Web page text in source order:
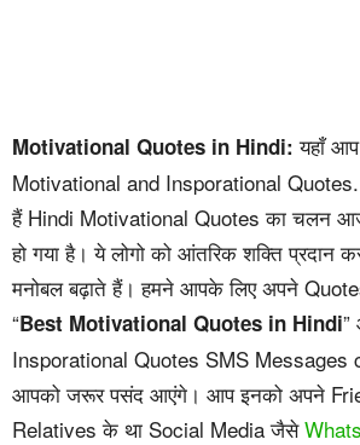
Motivational Quotes in Hindi: यहाँ आप
Motivational and Insporational
हैं Hindi Motivational Quotes का चलन
हो गया है। ये लोगो को आंतरिक शक्ति प्रदान
मनोबल बढ़ाते हैं। हमने आपके लिए अपने
“Best Motivational Quotes in Hindi”
Insporational Quotes SMS Messages
आपको जरूर पसंद आएंगे। आप इनको अपने
Relatives के था Social Media जैसे